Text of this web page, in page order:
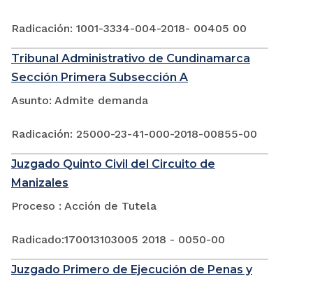
Radicación: 1001-3334-004-2018- 00405 00
Tribunal Administrativo de Cundinamarca
Sección Primera Subsección A
Asunto: Admite demanda
Radicación: 25000-23-41-000-2018-00855-00
Juzgado Quinto Civil del Circuito de
Manizales
Proceso : Acción de Tutela
Radicado:170013103005 2018 - 0050-00
Juzgado Primero de Ejecución de Penas y